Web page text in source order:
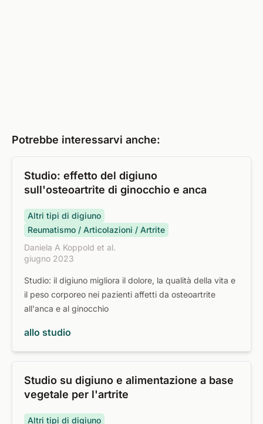
Potrebbe interessarvi anche:
Studio: effetto del digiuno
sull'osteoartrite di ginocchio e anca
Altri tipi di digiuno
Reumatismo / Articolazioni / Artrite
Daniela A Koppold et al.
giugno 2023
Studio: il digiuno migliora il dolore, la qualità della vita e
il peso corporeo nei pazienti affetti da osteoartrite
all'anca e al ginocchio
allo studio
Studio su digiuno e alimentazione a base
vegetale per l'artrite
Altri tipi di digiuno